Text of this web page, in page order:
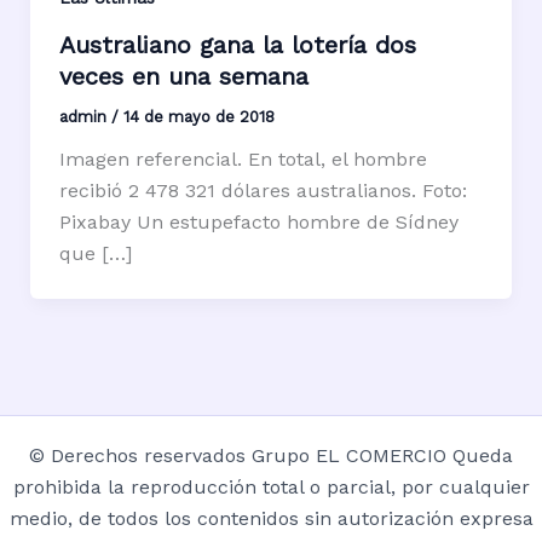
Australiano gana la lotería dos
veces en una semana
admin / 14 de mayo de 2018
Imagen referencial. En total, el hombre
recibió 2 478 321 dólares australianos. Foto:
Pixabay Un estupefacto hombre de Sídney
que […]
© Derechos reservados Grupo EL COMERCIO Queda
prohibida la reproducción total o parcial, por cualquier
medio, de todos los contenidos sin autorización expresa